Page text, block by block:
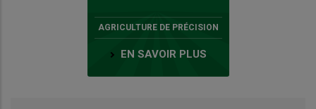
AGRICULTURE DE PRÉCISION
EN SAVOIR PLUS